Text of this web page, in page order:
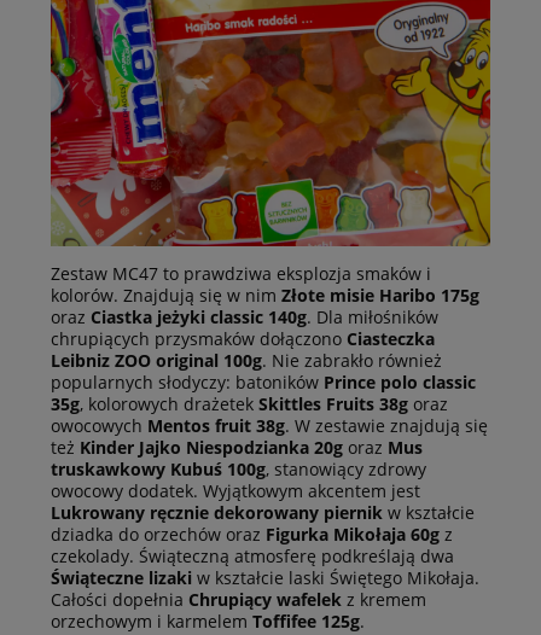
Zestaw MC47 to prawdziwa eksplozja smaków i
kolorów. Znajdują się w nim Złote misie Haribo 175g
oraz Ciastka jeżyki classic 140g. Dla miłośników
chrupiących przysmaków dołączono Ciasteczka
Leibniz ZOO original 100g. Nie zabrakło również
popularnych słodyczy: batoników Prince polo classic
35g, kolorowych drażetek Skittles Fruits 38g oraz
owocowych Mentos fruit 38g. W zestawie znajdują się
też Kinder Jajko Niespodzianka 20g oraz Mus
truskawkowy Kubuś 100g, stanowiący zdrowy
owocowy dodatek. Wyjątkowym akcentem jest
Lukrowany ręcznie dekorowany piernik w kształcie
dziadka do orzechów oraz Figurka Mikołaja 60g z
czekolady. Świąteczną atmosferę podkreślają dwa
Świąteczne lizaki w kształcie laski Świętego Mikołaja.
Całości dopełnia Chrupiący wafelek z kremem
orzechowym i karmelem Toffifee 125g.